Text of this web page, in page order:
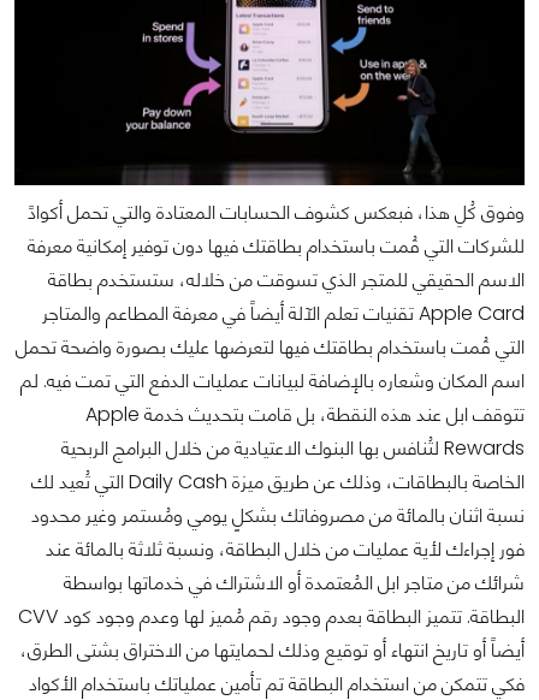
وفوق كُلِ هذا، فبعكس كشوف الحسابات المعتادة والتي تحمل أكوادً
للشركات التي قُمت باستخدام بطاقتك فيها دون توفير إمكانية معرفة
الاسم الحقيقي للمتجر الذي تسوقت من خلاله، ستستخدم بطاقة
Apple Card تقنيات تعلم الآلة أيضاً في معرفة المطاعم والمتاجر
التي قُمت باستخدام بطاقتك فيها لتعرضها عليك بصورة واضحة تحمل
اسم المكان وشعاره بالإضافة لبيانات عمليات الدفع التي تمت فيه. لم
تتوقف ابل عند هذه النقطة، بل قامت بتحديث خدمة Apple
Rewards لتُنافس بها البنوك الاعتيادية من خلال البرامج الربحية
الخاصة بالبطاقات، وذلك عن طريق ميزة Daily Cash التي تُعيد لك
نسبة اثنان بالمائة من مصروفاتك بشكلٍ يومي ومُستمر وغير محدود
فور إجراءك لأية عمليات من خلال البطاقة، ونسبة ثلاثة بالمائة عند
شرائك من متاجر ابل المُعتمدة أو الاشتراك في خدماتها بواسطة
البطاقة. تتميز البطاقة بعدم وجود رقم مُميز لها وعدم وجود كود CVV
أيضاً أو تاريخ انتهاء أو توقيع وذلك لحمايتها من الاختراق بشتى الطرق،
فكي تتمكن من استخدام البطاقة تم تأمين عملياتك باستخدام الأكواد